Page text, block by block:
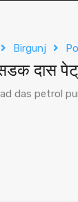
Birgunj
दास
das petrol